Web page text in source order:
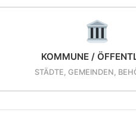
KOMMUNE /
STÄDTE, GEMEINDEN,